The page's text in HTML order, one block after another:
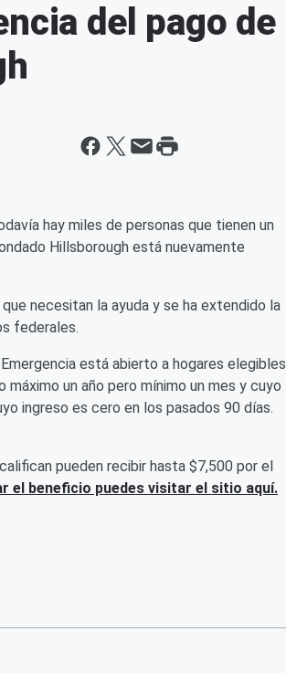
del pago de
hay miles de personas que tienen un
Hillsborough está nuevamente
necesitan la ayuda y se ha extendido la
federales.
está abierto a hogares elegibles
un año pero mínimo un mes y cuyo
ingreso es cero en los pasados 90 días.
pueden recibir hasta $7,500 por el
el beneficio puedes visitar el sitio aquí.